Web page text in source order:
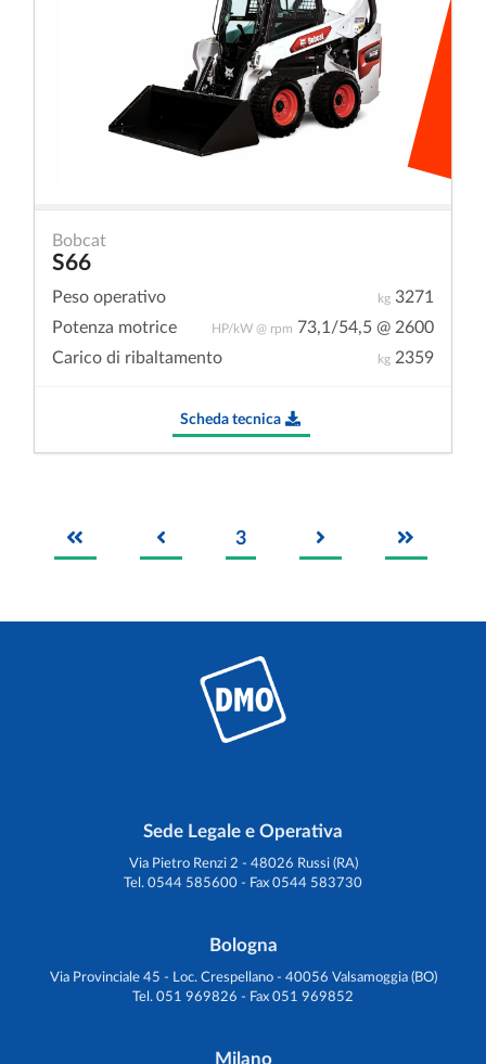
Bobcat
S66
kg 3271
Peso operativo
HP/kW @ rpm 73,1/54,5 @ 2600
Potenza motrice
kg 2359
Carico di ribaltamento
Scheda tecnica
3
Sede Legale e Operativa
Via Pietro Renzi 2 - 48026 Russi (RA)
Tel. 0544 585600 - Fax 0544 583730
Bologna
Via Provinciale 45 - Loc. Crespellano - 40056 Valsamoggia (BO)
Tel. 051 969826 - Fax 051 969852
Milano